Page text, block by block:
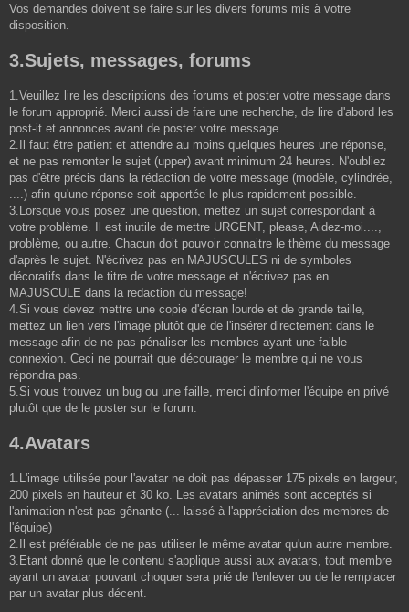
Vos demandes doivent se faire sur les divers forums mis à votre
disposition.
3.Sujets, messages, forums
1.Veuillez lire les descriptions des forums et poster votre message dans
le forum approprié. Merci aussi de faire une recherche, de lire d'abord les
post-it et annonces avant de poster votre message.
2.Il faut être patient et attendre au moins quelques heures une réponse,
et ne pas remonter le sujet (upper) avant minimum 24 heures. N'oubliez
pas d'être précis dans la rédaction de votre message (modèle, cylindrée,
....) afin qu'une réponse soit apportée le plus rapidement possible.
3.Lorsque vous posez une question, mettez un sujet correspondant à
votre problème. Il est inutile de mettre URGENT, please, Aidez-moi....,
problème, ou autre. Chacun doit pouvoir connaitre le thème du message
d'après le sujet. N'écrivez pas en MAJUSCULES ni de symboles
décoratifs dans le titre de votre message et n'écrivez pas en
MAJUSCULE dans la redaction du message!
4.Si vous devez mettre une copie d'écran lourde et de grande taille,
mettez un lien vers l'image plutôt que de l'insérer directement dans le
message afin de ne pas pénaliser les membres ayant une faible
connexion. Ceci ne pourrait que décourager le membre qui ne vous
répondra pas.
5.Si vous trouvez un bug ou une faille, merci d'informer l'équipe en privé
plutôt que de le poster sur le forum.
4.Avatars
1.L'image utilisée pour l'avatar ne doit pas dépasser 175 pixels en largeur,
200 pixels en hauteur et 30 ko. Les avatars animés sont acceptés si
l'animation n'est pas gênante (... laissé à l'appréciation des membres de
l'équipe)
2.Il est préférable de ne pas utiliser le même avatar qu'un autre membre.
3.Etant donné que le contenu s'applique aussi aux avatars, tout membre
ayant un avatar pouvant choquer sera prié de l'enlever ou de le remplacer
par un avatar plus décent.